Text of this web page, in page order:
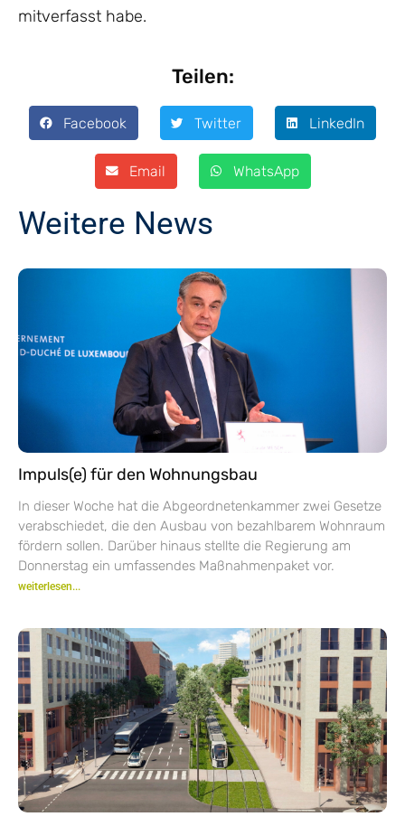
mitverfasst habe.
Teilen:
Facebook Twitter LinkedIn
Email WhatsApp
Weitere News
Impuls(e) für den Wohnungsbau
In dieser Woche hat die Abgeordnetenkammer zwei Gesetze
verabschiedet, die den Ausbau von bezahlbarem Wohnraum
fördern sollen. Darüber hinaus stellte die Regierung am
Donnerstag ein umfassendes Maßnahmenpaket vor.
weiterlesen...